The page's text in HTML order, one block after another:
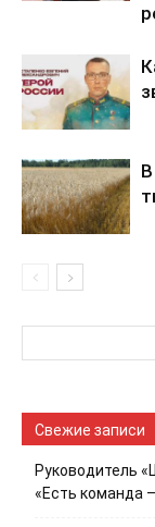
Свежие записи
Руководитель
«Есть команда